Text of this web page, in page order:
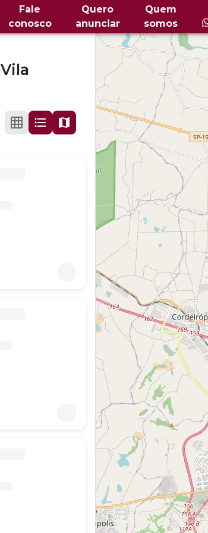
Fale
conosco
Quero
anunciar
Quem
somos
Vila